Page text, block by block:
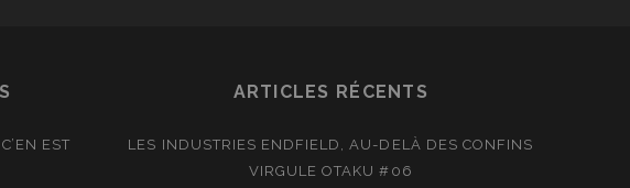
EST
ARTICLES RÉCENTS
LES INDUSTRIES ENDFIELD, AU-DELÀ DES CONFINS
VIRGULE OTAKU #06